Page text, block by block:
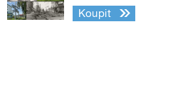
Koupit